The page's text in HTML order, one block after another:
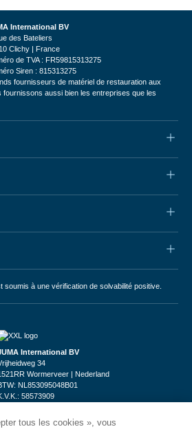
International BV
des Bateliers
Clichy | France
de TVA : FR59815313275
Siren : 815313275
fournisseurs de matériel de restauration aux
fournissons aussi bien les entreprises que les
soumis à une vérification de solvabilité positive.
International BV
34
Wormerveer | Nederland
NL853095048B01
58573909
tous les cookies », vous